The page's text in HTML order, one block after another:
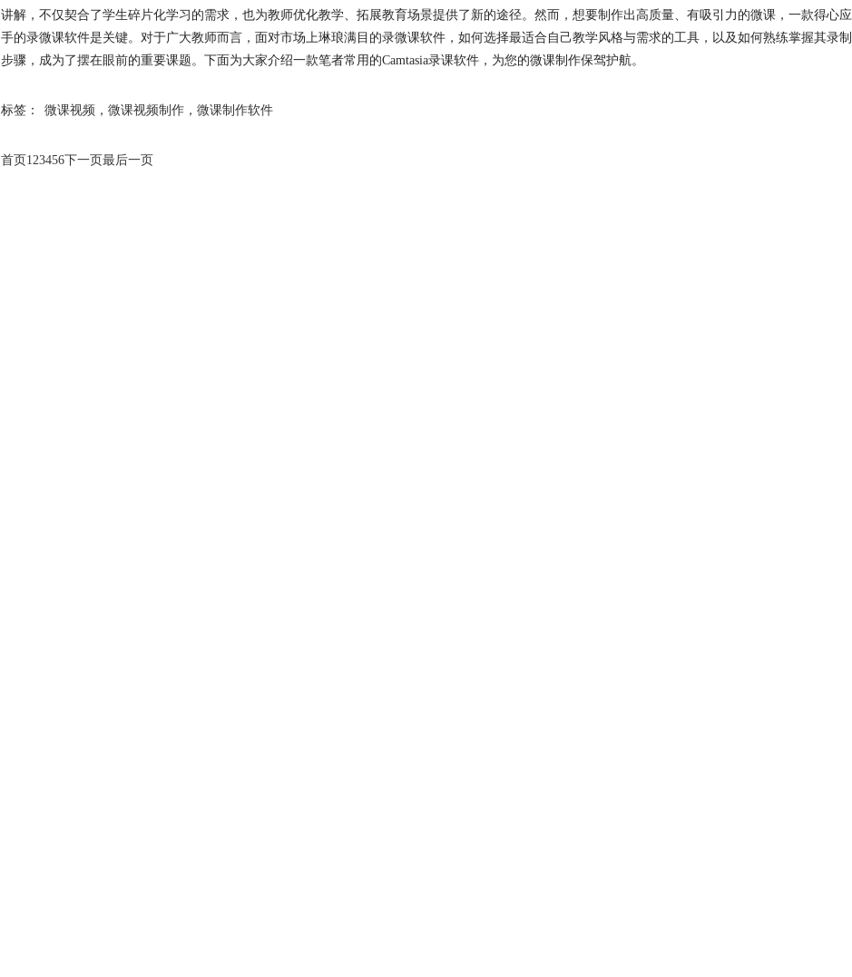
讲解，不仅契合了学生碎片化学习的需求，也为教师优化教学、拓展教育场景提供了新的途径。然而，想要制作出高质量、有吸引力的微课，一款得心应
手的录微课软件是关键。对于广大教师而言，面对市场上琳琅满目的录微课软件，如何选择最适合自己教学风格与需求的工具，以及如何熟练掌握其录制
步骤，成为了摆在眼前的重要课题。下面为大家介绍一款笔者常用的Camtasia录课软件，为您的微课制作保驾护航。
标签： 微课视频 ， 微课视频制作 ， 微课制作软件
首页123456下一页最后一页